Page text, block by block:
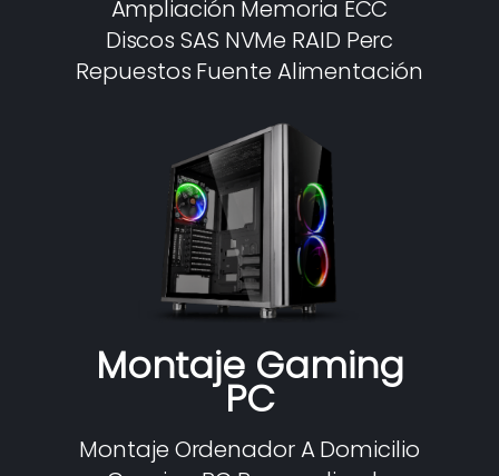
Ampliación Memoria ECC
Discos SAS NVMe RAID Perc
Repuestos Fuente Alimentación
Montaje Gaming
PC
Montaje Ordenador A Domicilio